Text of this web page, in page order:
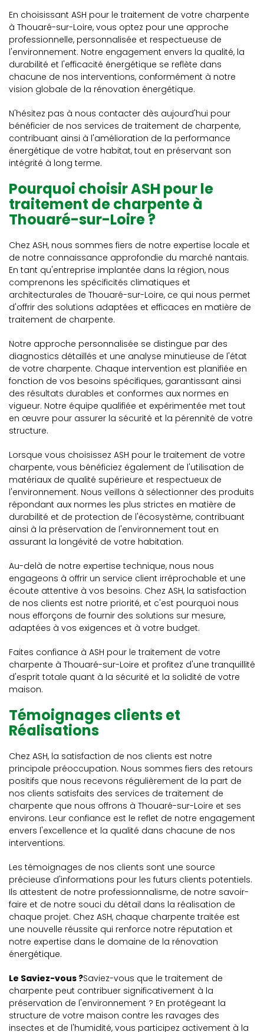
En choisissant ASH pour le traitement de votre charpente
à Thouaré-sur-Loire, vous optez pour une approche
professionnelle, personnalisée et respectueuse de
l'environnement. Notre engagement envers la qualité, la
durabilité et l'efficacité énergétique se reflète dans
chacune de nos interventions, conformément à notre
vision globale de la rénovation énergétique.
N'hésitez pas à nous contacter dès aujourd'hui pour
bénéficier de nos services de traitement de charpente,
contribuant ainsi à l'amélioration de la performance
énergétique de votre habitat, tout en préservant son
intégrité à long terme.
Pourquoi choisir ASH pour le
traitement de charpente à
Thouaré-sur-Loire ?
Chez ASH, nous sommes fiers de notre expertise locale et
de notre connaissance approfondie du marché nantais.
En tant qu'entreprise implantée dans la région, nous
comprenons les spécificités climatiques et
architecturales de Thouaré-sur-Loire, ce qui nous permet
d'offrir des solutions adaptées et efficaces en matière de
traitement de charpente.
Notre approche personnalisée se distingue par des
diagnostics détaillés et une analyse minutieuse de l'état
de votre charpente. Chaque intervention est planifiée en
fonction de vos besoins spécifiques, garantissant ainsi
des résultats durables et conformes aux normes en
vigueur. Notre équipe qualifiée et expérimentée met tout
en œuvre pour assurer la sécurité et la pérennité de votre
structure.
Lorsque vous choisissez ASH pour le traitement de votre
charpente, vous bénéficiez également de l'utilisation de
matériaux de qualité supérieure et respectueux de
l'environnement. Nous veillons à sélectionner des produits
répondant aux normes les plus strictes en matière de
durabilité et de protection de l'écosystème, contribuant
ainsi à la préservation de l'environnement tout en
assurant la longévité de votre habitation.
Au-delà de notre expertise technique, nous nous
engageons à offrir un service client irréprochable et une
écoute attentive à vos besoins. Chez ASH, la satisfaction
de nos clients est notre priorité, et c'est pourquoi nous
nous efforçons de fournir des solutions sur mesure,
adaptées à vos exigences et à votre budget.
Faites confiance à ASH pour le traitement de votre
charpente à Thouaré-sur-Loire et profitez d'une tranquillité
d'esprit totale quant à la sécurité et la solidité de votre
maison.
Témoignages clients et
Réalisations
Chez ASH, la satisfaction de nos clients est notre
principale préoccupation. Nous sommes fiers des retours
positifs que nous recevons régulièrement de la part de
nos clients satisfaits des services de traitement de
charpente que nous offrons à Thouaré-sur-Loire et ses
environs. Leur confiance est le reflet de notre engagement
envers l'excellence et la qualité dans chacune de nos
interventions.
Les témoignages de nos clients sont une source
précieuse d'informations pour les futurs clients potentiels.
Ils attestent de notre professionnalisme, de notre savoir-
faire et de notre souci du détail dans la réalisation de
chaque projet. Chez ASH, chaque charpente traitée est
une nouvelle réussite qui renforce notre réputation et
notre expertise dans le domaine de la rénovation
énergétique.
Le Saviez-vous ?Saviez-vous que le traitement de
charpente peut contribuer significativement à la
préservation de l'environnement ? En protégeant la
structure de votre maison contre les ravages des
insectes et de l'humidité, vous participez activement à la